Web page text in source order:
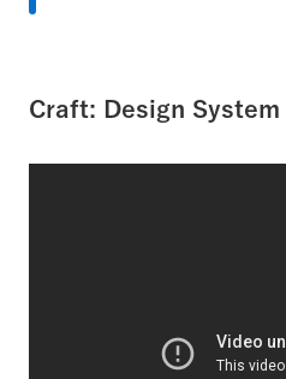
Craft: Design